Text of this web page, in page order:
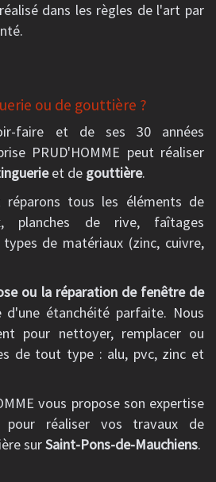
dans les règles de l'art par
ou de gouttière ?
faire et de ses 30 années
PRUD'HOMME peut réaliser
et de gouttière.
réparons tous les éléments de
planches de rive, faîtages
de matériaux (zinc, cuivre,
ou la réparation de fenêtre de
d'une étanchéité parfaite. Nous
pour nettoyer, remplacer ou
de tout type : alu, pvc, zinc et
vous propose son expertise
réaliser vos travaux de
surSaint-Pons-de-Mauchiens.